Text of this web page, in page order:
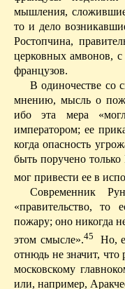
мышления,
то и дело
Ростопчина,
церковных амвонов,
французов.
В одиночестве со
мнению, мысль о
ибо эта мера
императором; ее
когда опасность
быть поручено
мог привести ее в
Современник
«правительство, то
пожару; оно нико­гда
этом смысле».45
Но,
отнюдь не значит,
московскому
или, например,